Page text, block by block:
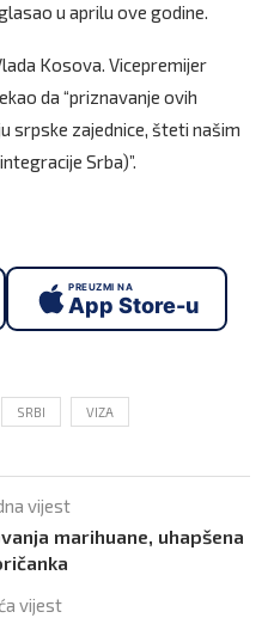
u aprilu ove godine.
Kosova. Vicepremijer
da “priznavanje ovih
srpske zajednice, šteti našim
Srba)”.
PREUZMI NA
App Store-u
SRBI VIZA
vijest
marihuane, uhapšena
vijest